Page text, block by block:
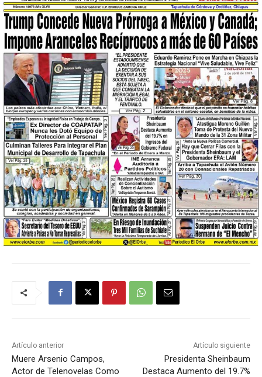
Artículo anterior
Muere Arsenio Campos,
Actor de Telenovelas Como
Artículo siguiente
Presidenta Sheinbaum
Destaca Aumento del 19.7%